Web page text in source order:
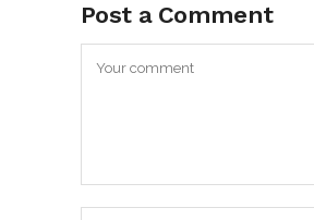
Post a Comment